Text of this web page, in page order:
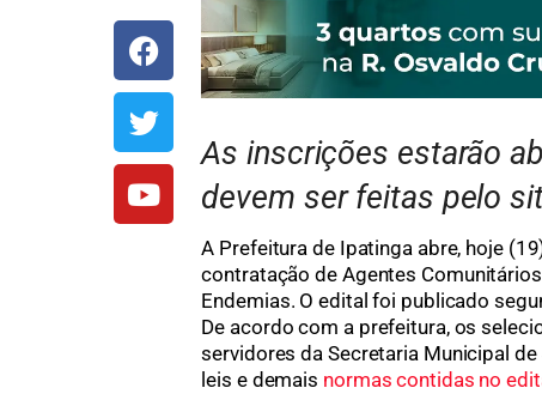
As inscrições estarão
devem ser feitas pelo
A Prefeitura de Ipatinga abre, hoje
contratação de Agentes
Endemias. O edital foi publicado
De acordo com a prefeitura, os
servidores da Secretaria Municipal
leis e demais normas contidas no